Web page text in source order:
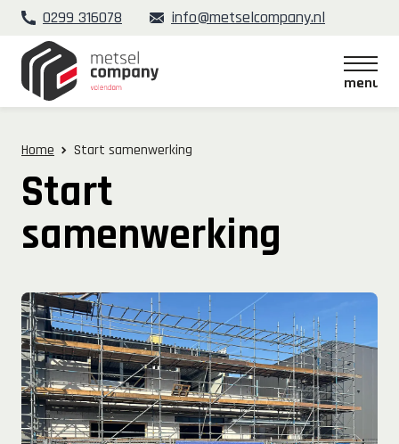
0299 316078 info@metselcompany.nl
menu
Home
Start samenwerking
Start
samenwerking